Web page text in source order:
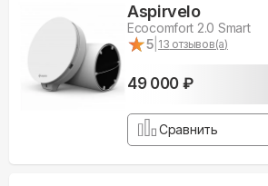
Aspirvelo
Ecocomfort 2.0 Smart
★
★5 13 отзывов(а)
49 000 ₽
Сравнить